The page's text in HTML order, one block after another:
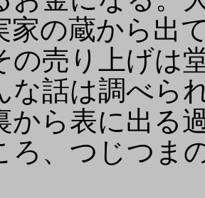
家の蔵から出
の売り上げは
な話は調べら
から表に出る
ろ、つじつま